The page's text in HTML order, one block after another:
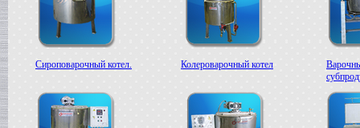
Сироповарочный котел. Колероварочный котел